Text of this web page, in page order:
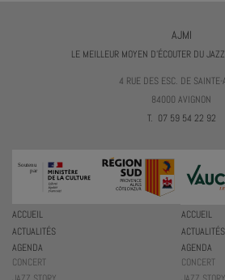
AJMI
LE MEILLEUR MOYEN D'ÉCOUTER DU
4 RUE DES ESC. DE SAINTE-
84000 AVIGNON
T. 07 59 54 22 92
ACCUEIL
ACTUALITÉS
AGENDA
CONCERT
ACCUEIL
ACTUALITÉS
AGENDA
CONCERT